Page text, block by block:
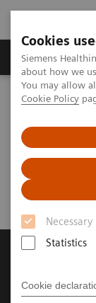
Cookies
Siemens
about how we
You may allow
Cookie Policy
Necessary
Statistics
Cookie
Produtos e
Siemens
Diabetes
A Siemens